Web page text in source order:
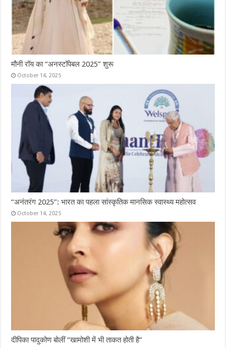
मौनी रॉय का “अनस्टॉपेबल 2025” शुरू
October 14, 2025
“अनंतरंग 2025”: भारत का पहला सांस्कृतिक मानसिक स्वास्थ्य महोत्सव
October 14, 2025
दीपिका पादुकोण बोलीं “खामोशी में भी ताकत होती है”